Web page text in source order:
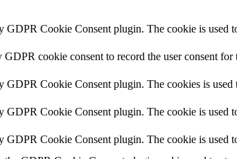
GDPR Cookie Consent plugin. The cookie is used
GDPR cookie consent to record the user consent
GDPR Cookie Consent plugin. The cookies is
GDPR Cookie Consent plugin. The cookie is used
GDPR Cookie Consent plugin. The cookie is used